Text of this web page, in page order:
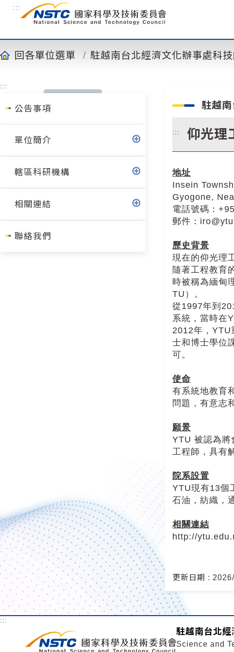
內
容
:::
回各單位選單 駐越南台北經濟文化辦事處科技
:::
公告事項
單位簡介
轄區科研機構
相關連結
聯絡我們
駐越
::: 仰光理
地址
Insein
Gyogone,
電話號碼：
郵件：
歷史背景
現在的仰光理
隨著工程教育
時被稱為緬甸
TU）。
從1997年到
系統，當時在
2012年，YTU
士和博士學位
可。
使命
有系統地教育
問題，有意志
願景
YTU 被認為將
工程師，具有
院系設置
YTU現有13個
石油，紡織，
相關連結
http://
更新日期 :
:::
駐越南台北
Science and